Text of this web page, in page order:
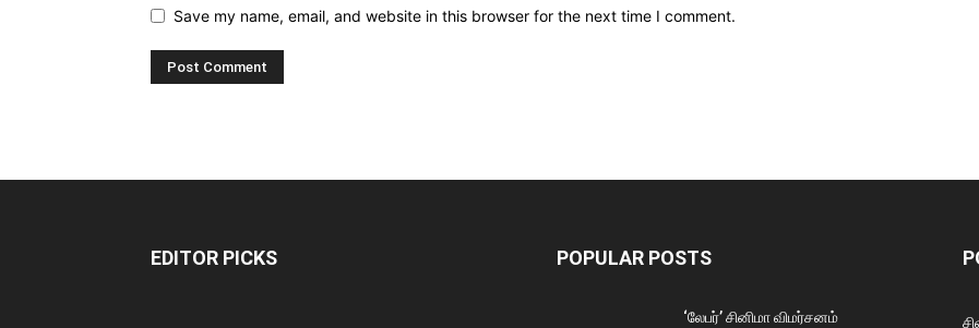
Save my name, email, and website in this browser for the next time I comment.
EDITOR PICKS POPULAR POSTS
‘லேபர்’ சினிமா விமர்சனம்